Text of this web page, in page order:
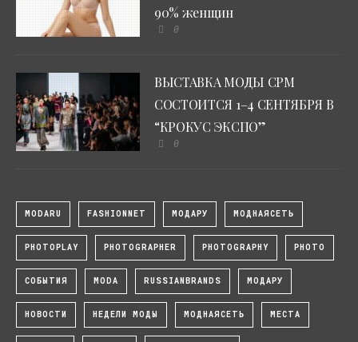
90% женщин
0
ВЫСТАВКА МОДЫ CPM
СОСТОИТСЯ 1–4 СЕНТЯБРЯ В
“КРОКУС ЭКСПО”
0
MODARU FASHIONNET МОДАРУ МОДНАЯСЕТЬ
PHOTOPLAY PHOTOGRAPHER PHOTOGRAPHY PHOTO
СОБЫТИЯ MODA RUSSIANBRANDS МОДАРУ
НОВОСТИ НЕДЕЛИ МОДЫ МОДНАЯСЕТЬ МЕСТА